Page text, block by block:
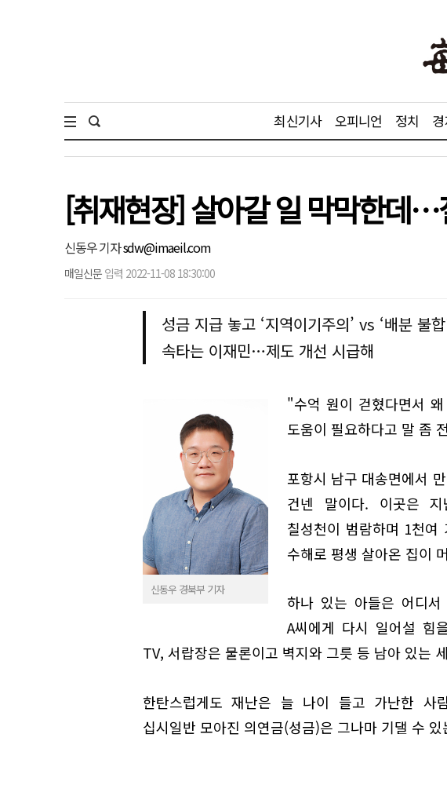
최신기사 오피니언 정치
[취재현장] 살아갈 일 막막한데
신동우 기자sdw@imaeil.com
매일신문 입력 2022-11-08 18:30:00
성금 지급 놓고 ‘지역이기주의’ vs ‘배분 불
속타는 이재민…제도 개선 시급해
신동우 경북부 기자
"수억 원이 걷혔다면서
도움이 필요하다고 말 좀
포항시 남구 대송면에서
건넨 말이다. 이곳은
칠성천이 범람하며 1천여
수해로 평생 살아온 집이
하나 있는 아들은 어디
A씨에게 다시 일어설 힘
TV, 서랍장은 물론이고 벽지와 그릇 등 남아 있는
한탄스럽게도 재난은 늘 나이 들고 가난한 사
십시일반 모아진 의연금(성금)은 그나마 기댈 수